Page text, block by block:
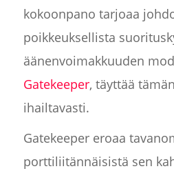
kokoonpano tarjoaa
poikkeuksellista
äänenvoimakkuuden
Gatekeeper, täyttää
ihailtavasti.
Gatekeeper eroaa
porttiliitännäisistä sen